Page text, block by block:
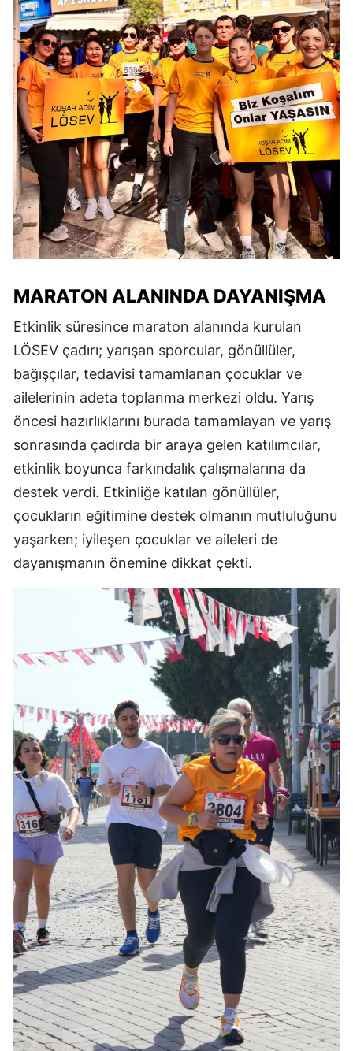
MARATON ALANINDA DAYANIŞMA
Etkinlik süresince maraton alanında kurulan
LÖSEV çadırı; yarışan sporcular, gönüllüler,
bağışçılar, tedavisi tamamlanan çocuklar ve
ailelerinin adeta toplanma merkezi oldu. Yarış
öncesi hazırlıklarını burada tamamlayan ve yarış
sonrasında çadırda bir araya gelen katılımcılar,
etkinlik boyunca farkındalık çalışmalarına da
destek verdi. Etkinliğe katılan gönüllüler,
çocukların eğitimine destek olmanın mutluluğunu
yaşarken; iyileşen çocuklar ve aileleri de
dayanışmanın önemine dikkat çekti.